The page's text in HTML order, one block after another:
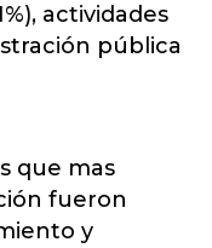
actividades
pública
que mas
fueron
y